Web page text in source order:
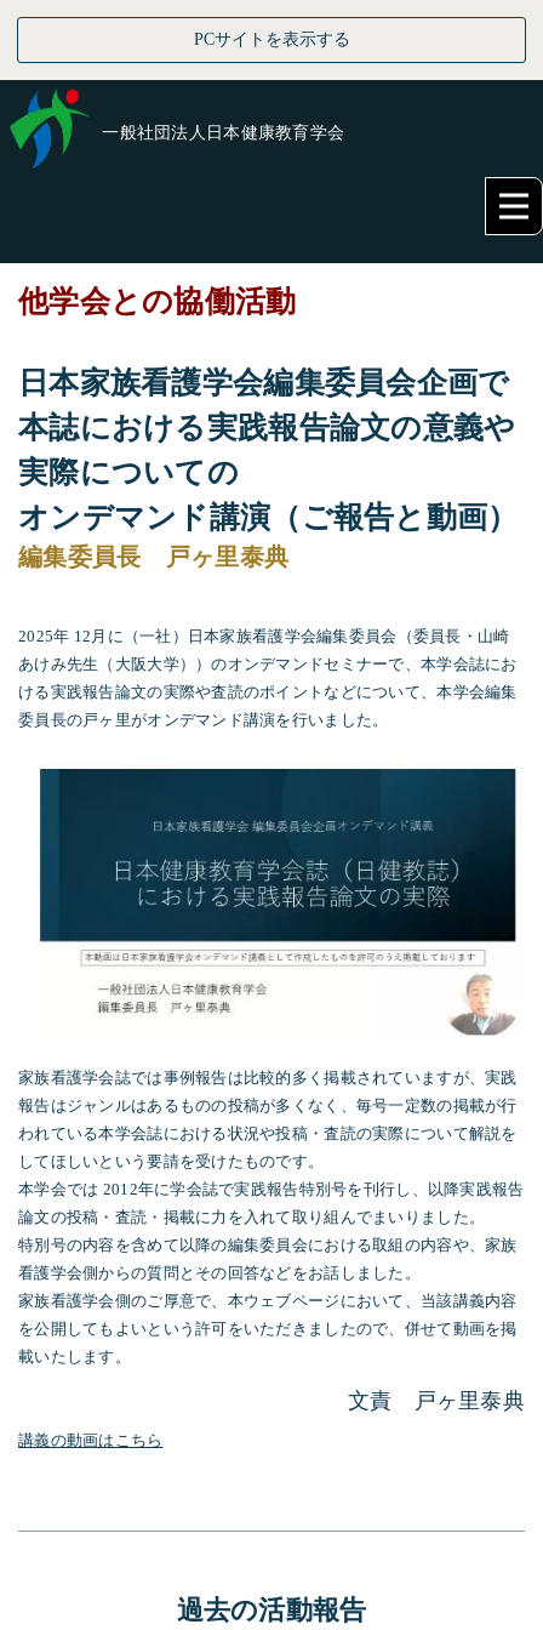
PCサイトを表示する
一般社団法人日本健康教育学会
他学会との協働活動
日本家族看護学会編集委員会企画で
本誌における実践報告論文の意義や
実際についての
オンデマンド講演（ご報告と動画）
編集委員長 戸ヶ里泰典
2025年 12 月に（一社）日本家族看護学会編集委員会（委員長・山崎
あけみ先生（大阪大学））のオンデマンドセミナーで、本学会誌にお
ける実践報告論文の実際や査読のポイントなどについて、本学会編集
委員長の戸ヶ里がオンデマンド講演を行いました。
家族看護学会誌では事例報告は比較的多く掲載されていますが、実践
報告はジャンルはあるものの投稿が多くなく、毎号一定数の掲載が行
われている本学会誌における状況や投稿・査読の実際について解説を
してほしいという要請を受けたものです。
本学会では 2012年に学会誌で実践報告特別号を刊行し、以降実践報告
論文の投稿・査読・掲載に力を入れて取り組んでまいりました。
特別号の内容を含めて以降の編集委員会における取組の内容や、家族
看護学会側からの質問とその回答などをお話しました。
家族看護学会側のご厚意で、本ウェブページにおいて、当該講義内容
を公開してもよいという許可をいただきましたので、併せて動画を掲
載いたします。
文責 戸ヶ里泰典
講義の動画はこちら
過去の活動報告